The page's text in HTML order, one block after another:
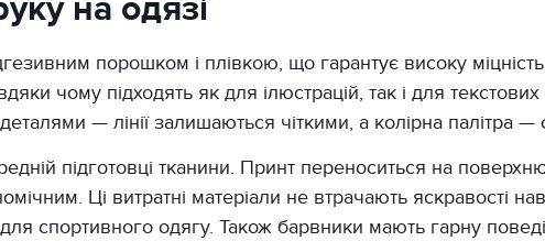
на одязі
порошком і плівкою, що гарантує високу
чому підходять як для ілюстрацій, так і для
— лінії залишаються чіткими, а колірна палітра —
підготовці тканини. Принт переноситься на
Ці витратні матеріали не втрачають яскравості
спортивного одягу. Також барвники мають гарну